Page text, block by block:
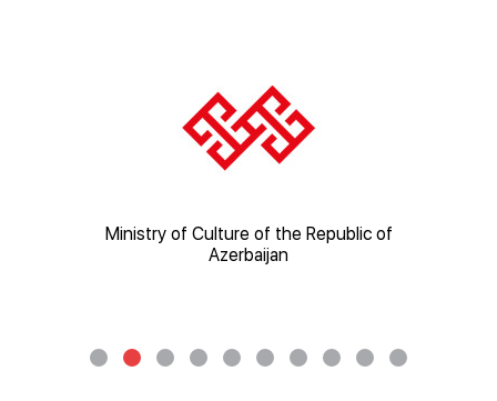
Ministry of Education of the Republic of
Azerbaijan